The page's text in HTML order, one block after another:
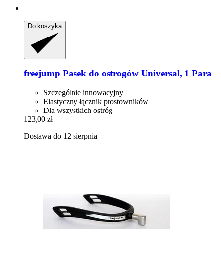
Do koszyka
freejump Pasek do ostrogów Universal, 1 Para
Szczególnie innowacyjny
Elastyczny łącznik prostowników
Dla wszystkich ostróg
123,00 zł
Dostawa do 12 sierpnia